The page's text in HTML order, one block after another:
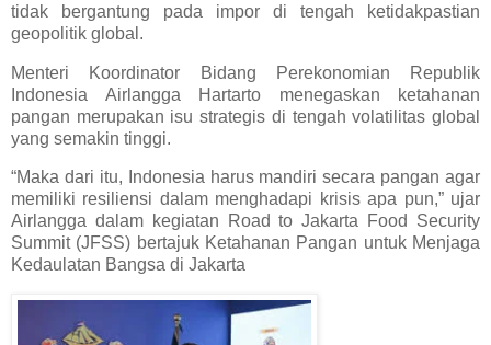
tidak bergantung pada impor di tengah ketidakpastian
geopolitik global.
Menteri Koordinator Bidang Perekonomian Republik
Indonesia Airlangga Hartarto menegaskan ketahanan
pangan merupakan isu strategis di tengah volatilitas global
yang semakin tinggi.
“Maka dari itu, Indonesia harus mandiri secara pangan agar
memiliki resiliensi dalam menghadapi krisis apa pun,” ujar
Airlangga dalam kegiatan Road to Jakarta Food Security
Summit (JFSS) bertajuk Ketahanan Pangan untuk Menjaga
Kedaulatan Bangsa di Jakarta